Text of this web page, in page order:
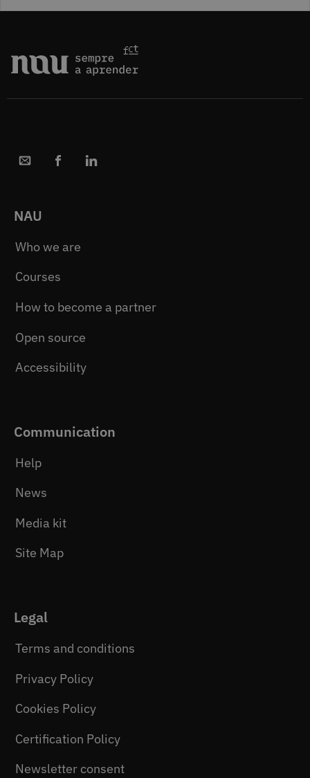
NAU
Who we are
Courses
How to become a partner
Open source
Accessibility
Communication
Help
News
Media kit
Site Map
Legal
Terms and conditions
Privacy Policy
Cookies Policy
Certification Policy
Newsletter consent